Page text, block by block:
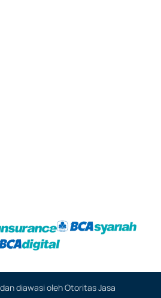
diawasi oleh Otoritas Jasa